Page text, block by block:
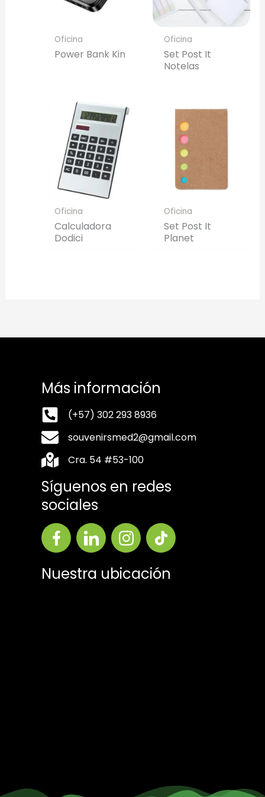
Oficina
Power Bank Kin
Oficina
Set Post It
Notelas
Oficina
Calculadora
Dodici
Oficina
Set Post It
Planet
Más información
(+57) 302 293 8936
souvenirsmed2@gmail.com
Cra. 54 #53-100
Síguenos en redes
sociales
Nuestra ubicación